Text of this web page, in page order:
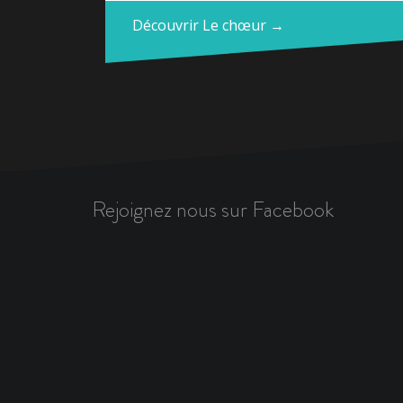
Découvrir Le chœur →
Rejoignez nous sur Facebook